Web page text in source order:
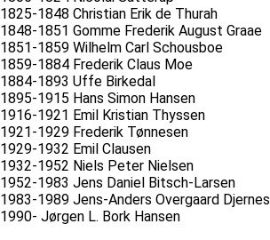
1825-1848 Christian Erik de Thurah
1848-1851 Gomme Frederik August Graae
1851-1859 Wilhelm Carl Schousboe
1859-1884 Frederik Claus Moe
1884-1893 Uffe Birkedal
1895-1915 Hans Simon Hansen
1916-1921 Emil Kristian Thyssen
1921-1929 Frederik Tønnesen
1929-1932 Emil Clausen
1932-1952 Niels Peter Nielsen
1952-1983 Jens Daniel Bitsch-Larsen
1983-1989 Jens-Anders Overgaard Djernes
1990- Jørgen L. Bork Hansen